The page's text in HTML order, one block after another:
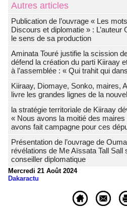
Autres articles
Publication de l’ouvrage « Les
Discours et diplomatie » :
le sens de sa production
Aminata Touré justifie la scission
défend la création du parti Kiiraay
à l’assemblée : « Qui trahit qui
Kiiraay, Diomaye, Sonko, maires,
livre les grandes lignes de la
la stratégie territoriale de Kiiraay
« Nous avons la moitié des
avons fait campagne pour ces
Présentation de l’ouvrage de
révélations de Me Aïssata Tall
conseiller diplomatique
Mercredi 21 Août 2024
Dakaractu